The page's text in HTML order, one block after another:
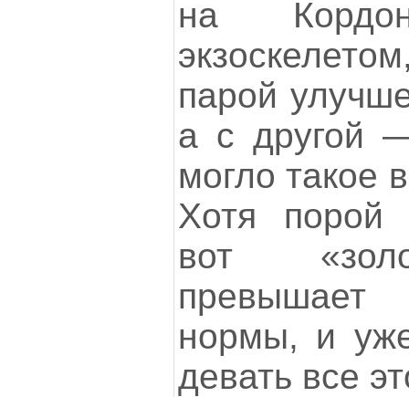
на
парой
а с другой
могло такое
Хотя порой
вот
превышает
нормы, и
девать все